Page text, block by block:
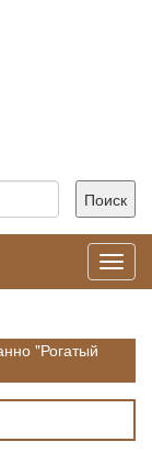
"Рогатый